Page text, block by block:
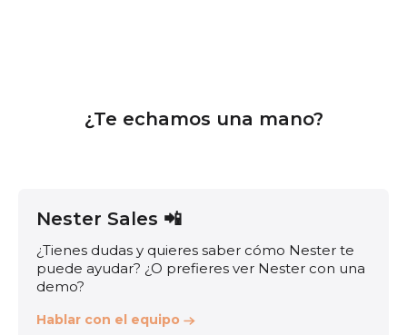
¿Te echamos una mano?
Nester Sales 📲
¿Tienes dudas y quieres saber cómo Nester te
puede ayudar? ¿O prefieres ver Nester con una
demo?
Hablar con el equipo